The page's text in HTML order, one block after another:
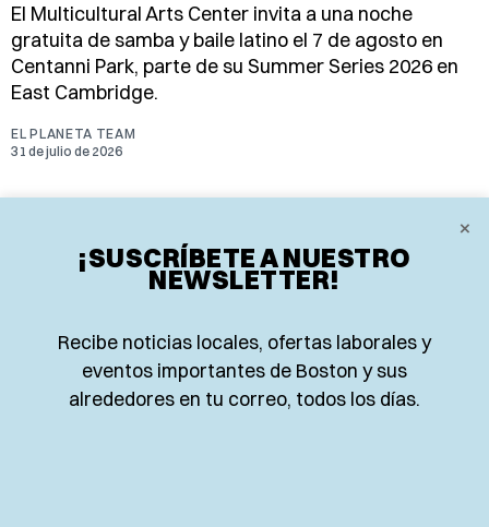
El Multicultural Arts Center invita a una noche
gratuita de samba y baile latino el 7 de agosto en
Centanni Park, parte de su Summer Series 2026 en
East Cambridge.
EL PLANETA TEAM
31 de julio de 2026
×
¡SUSCRÍBETE A NUESTRO
NEWSLETTER!
Recibe noticias locales, ofertas laborales y
eventos importantes de Boston y sus
alrededores en tu correo, todos los días.
𝕏 Facebook
Instagram